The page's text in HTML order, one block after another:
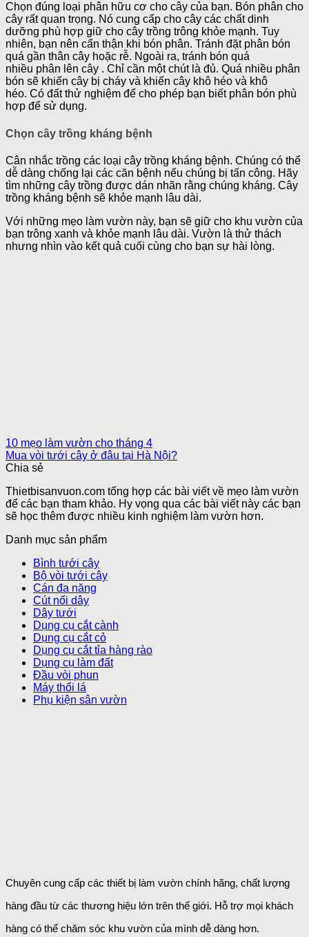
Chọn đúng loại phân hữu cơ cho cây của bạn. Bón phân cho
cây rất quan trọng. Nó cung cấp cho cây các chất dinh
dưỡng phù hợp giữ cho cây trồng trông khỏe mạnh. Tuy
nhiên, bạn nên cẩn thận khi bón phân. Tránh đặt phân bón
quá gần thân cây hoặc rễ. Ngoài ra, tránh bón quá
nhiều phân lên cây . Chỉ cần một chút là đủ. Quá nhiều phân
bón sẽ khiến cây bị cháy và khiến cây khô héo và khô
héo. Có đất thử nghiệm để cho phép bạn biết phân bón phù
hợp để sử dụng.
Chọn cây trồng kháng bệnh
Cân nhắc trồng các loại cây trồng kháng bệnh. Chúng có thể
dễ dàng chống lại các căn bệnh nếu chúng bị tấn công. Hãy
tìm những cây trồng được dán nhãn rằng chúng kháng. Cây
trồng kháng bệnh sẽ khỏe mạnh lâu dài.
Với những mẹo làm vườn này, bạn sẽ giữ cho khu vườn của
bạn trông xanh và khỏe mạnh lâu dài. Vườn là thử thách
nhưng nhìn vào kết quả cuối cùng cho bạn sự hài lòng.
10 mẹo làm vườn cho tháng 4
Mua vòi tưới cây ở đâu tại Hà Nội?
Chia sẻ
Thietbisanvuon.com tổng hợp các bài viết về mẹo làm vườn
để các bạn tham khảo. Hy vọng qua các bài viết này các bạn
sẽ học thêm được nhiều kinh nghiệm làm vườn hơn.
Danh mục sản phẩm
Bình tưới cây
Bộ vòi tưới cây
Cán đa năng
Cút nối dây
Dây tưới
Dụng cụ cắt cành
Dụng cụ cắt cỏ
Dụng cụ cắt tỉa hàng rào
Dụng cụ làm đất
Đầu vòi phun
Máy thổi lá
Phụ kiện sân vườn
Chuyên cung cấp các thiết bị làm vườn chính hãng, chất lượng
hàng đầu từ các thương hiệu lớn trên thế giới. Hỗ trợ mọi khách
hàng có thể chăm sóc khu vườn của mình dễ dàng hơn.